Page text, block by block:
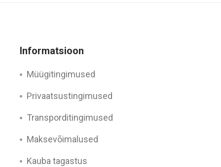
Informatsioon
Müügitingimused
Privaatsustingimused
Transporditingimused
Maksevõimalused
Kauba tagastus